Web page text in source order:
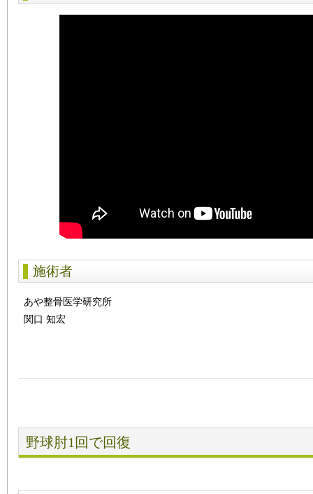
施術者
あや整骨医学研究所
関口 知宏
野球肘1回で回復